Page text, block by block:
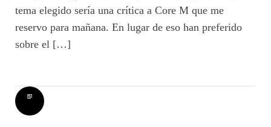
tema elegido sería una crítica a Core M que me
reservo para mañana. En lugar de eso han preferido
sobre el […]